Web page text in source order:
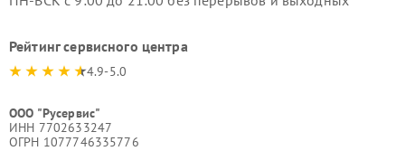
Рейтинг сервисного центра
4.9-5.0
ООО "Русервис"
ИНН 7702633247
ОГРН 1077746335776